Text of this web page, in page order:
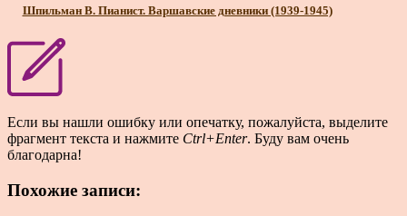
Шпильман В. Пианист. Варшавские дневники (1939-1945)
Если вы нашли ошибку или опечатку, пожалуйста, выделите
фрагмент текста и нажмите Ctrl+Enter. Буду вам очень
благодарна!
Похожие записи: